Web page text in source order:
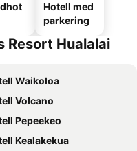
Hotell med
parkering
Resort Hualalai
Waikoloa
Volcano
Pepeekeo
Kealakekua